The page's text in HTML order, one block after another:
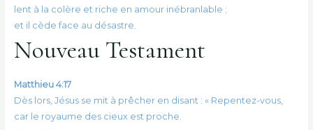
lent à la colère et riche en amour inébranlable ;
et il cède face au désastre.
Nouveau Testament
Matthieu 4:17
Dès lors, Jésus se mit à prêcher en disant : « Repentez-vous,
car le royaume des cieux est proche.